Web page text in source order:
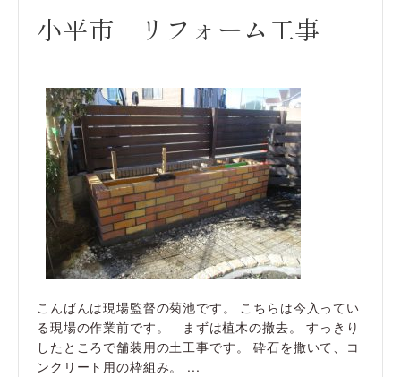
小平市 リフォーム工事
こんばんは現場監督の菊池です。 こちらは今入ってい
る現場の作業前です。 まずは植木の撤去。 すっきり
したところで舗装用の土工事です。 砕石を撒いて、コ
ンクリート用の枠組み。 ...